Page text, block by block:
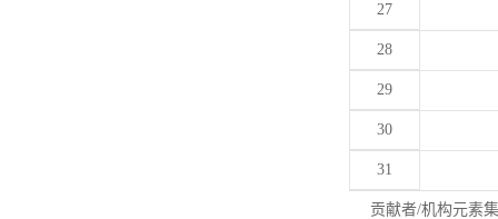
27
28
29
30
31
贡献者/机构元素